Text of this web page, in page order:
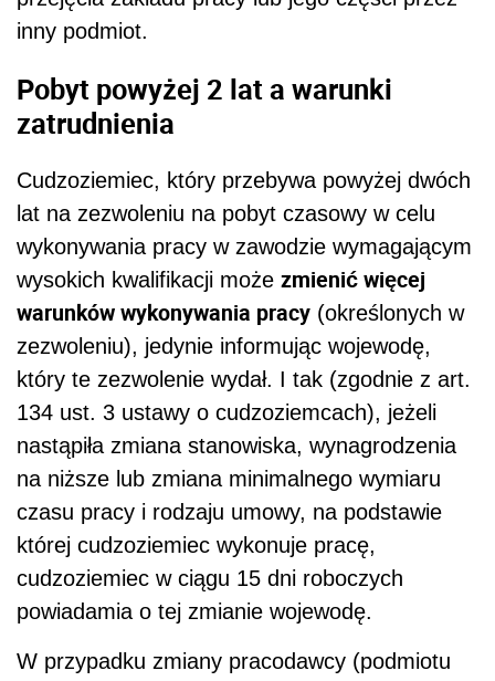
inny podmiot.
Pobyt powyżej 2 lat a warunki
zatrudnienia
Cudzoziemiec, który przebywa powyżej dwóch
lat na zezwoleniu na pobyt czasowy w celu
wykonywania pracy w zawodzie wymagającym
wysokich kwalifikacji może zmienić więcej
warunków wykonywania pracy (określonych w
zezwoleniu), jedynie informując wojewodę,
który te zezwolenie wydał. I tak (zgodnie z art.
134 ust. 3 ustawy o cudzoziemcach), jeżeli
nastąpiła zmiana stanowiska, wynagrodzenia
na niższe lub zmiana minimalnego wymiaru
czasu pracy i rodzaju umowy, na podstawie
której cudzoziemiec wykonuje pracę,
cudzoziemiec w ciągu 15 dni roboczych
powiadamia o tej zmianie wojewodę.
W przypadku zmiany pracodawcy (podmiotu